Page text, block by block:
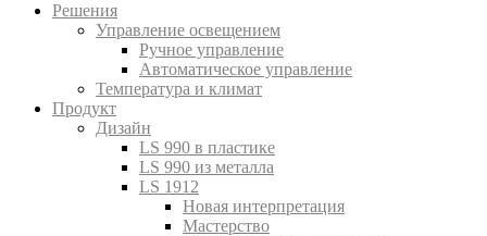
Решения
Управление освещением
Ручное управление
Автоматическое управление
Температура и климат
Продукт
Дизайн
LS 990 в пластике
LS 990 из металла
LS 1912
Новая интерпретация
Мастерство